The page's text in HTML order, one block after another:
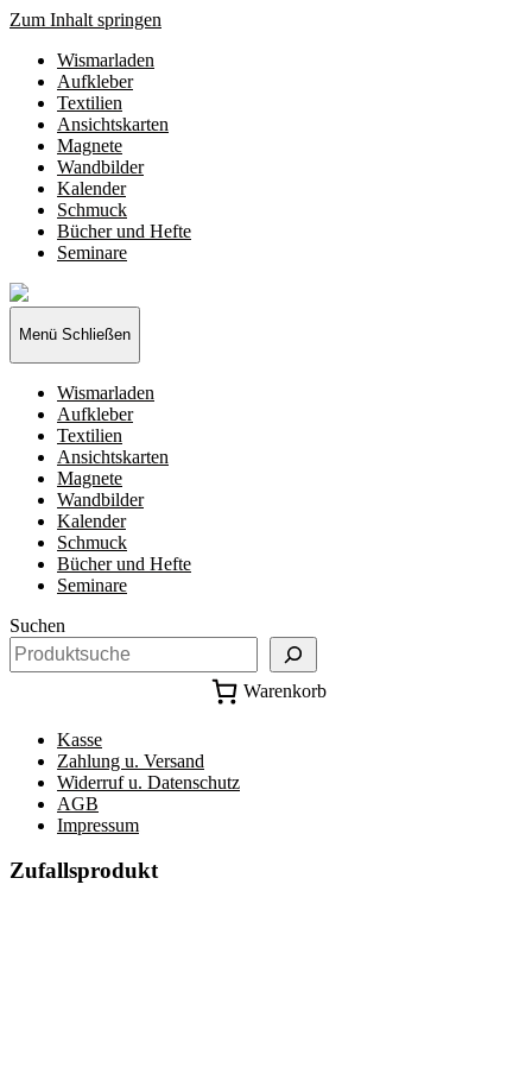
Zum Inhalt springen
Wismarladen
Aufkleber
Textilien
Ansichtskarten
Magnete
Wandbilder
Kalender
Schmuck
Bücher und Hefte
Seminare
Wismarladen
-
deine
Produzentengemeinschaft
Menü Schließen
Wismarladen
Aufkleber
Textilien
Ansichtskarten
Magnete
Wandbilder
Kalender
Schmuck
Bücher und Hefte
Seminare
Suchen
Warenkorb
Kasse
Zahlung u. Versand
Widerruf u. Datenschutz
AGB
Impressum
Zufallsprodukt